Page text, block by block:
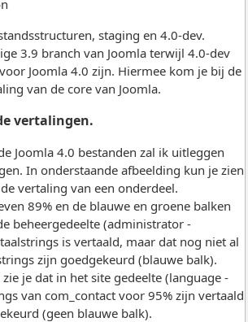
staging en 4.0-dev.
3.9 branch van Joomla terwijl 4.0-dev
Joomla 4.0 zijn. Hiermee kom je bij de
van de core van Joomla.
vertalingen.
Joomla 4.0 bestanden zal ik uitleggen
In onderstaande afbeelding kun je zien
vertaling van een onderdeel.
89% en de blauwe en groene balken
beheergedeelte (administrator -
is vertaald, maar dat nog niet al
zijn goedgekeurd (blauwe balk).
je dat in het site gedeelte (language -
van com_contact voor 95% zijn vertaald
(geen blauwe balk).